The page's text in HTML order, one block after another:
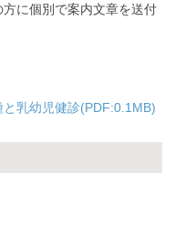
に個別で案内文章を送付
乳幼児健診(PDF:0.1MB)